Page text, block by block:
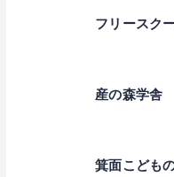
フリースク
産の森学舎
箕面こども